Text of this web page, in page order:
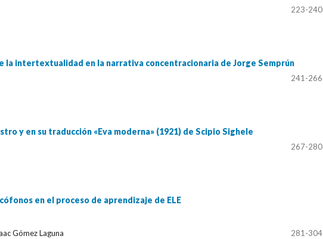
223-240
la intertextualidad en la narrativa concentracionaria de Jorge Semprún
241-266
y en su traducción «Eva moderna» (1921) de Scipio Sighele
267-280
en el proceso de aprendizaje de ELE
Gómez Laguna 281-304